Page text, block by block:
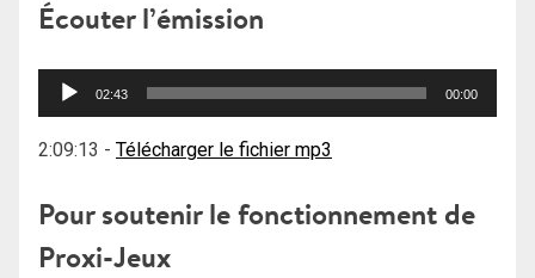
Écouter l’émission
Lecteur
02:43 00:00
2:09:13 - Télécharger le fichier mp3
Pour soutenir le fonctionnement de
Proxi-Jeux